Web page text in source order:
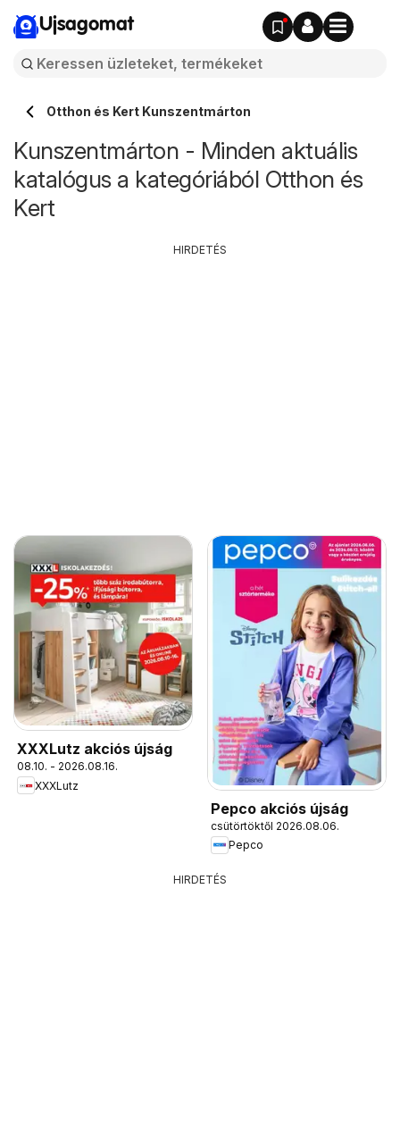
Ujsagomat
Otthon és Kert Kunszentmárton
Kunszentmárton - Minden aktuális
katalógus a kategóriából Otthon és
Kert
XXXLutz akciós újság
08.10. - 2026.08.16.
XXXLutz
Pepco akciós újság
csütörtöktől 2026.08.06.
Pepco
HIRDETÉS
HIRDETÉS